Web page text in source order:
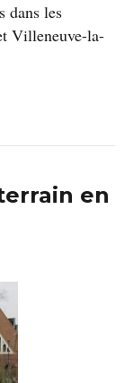
dans les
Villeneuve-la-
en